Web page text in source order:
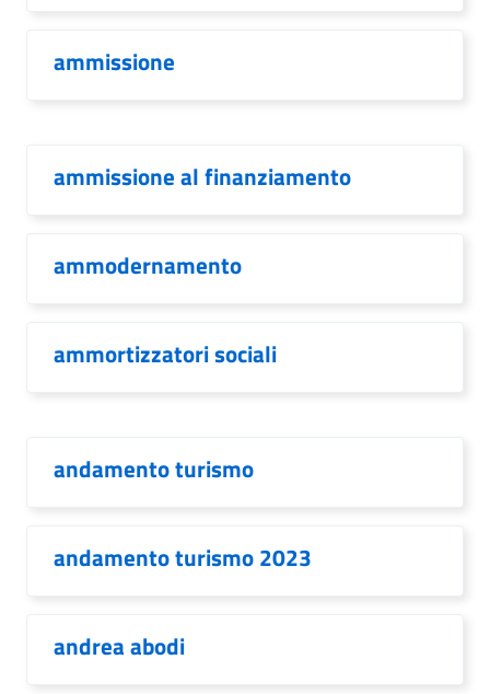
ammissione
ammissione al finanziamento
ammodernamento
ammortizzatori sociali
andamento turismo
andamento turismo 2023
andrea abodi